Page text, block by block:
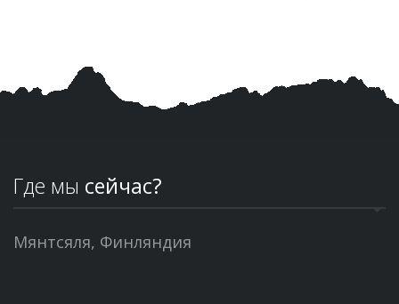
Где мы сейчас?
Мянтсяля, Финляндия